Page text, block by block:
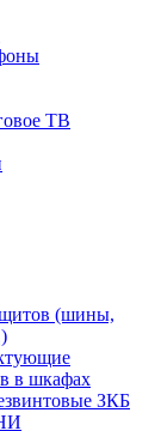
ТВ
(шины,
в шкафах
ЗКБ